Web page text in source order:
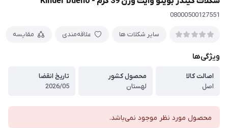
08000500127551
سایر شکلات ها علاقه‌مندی مقایسه
ویژگی‌ها
اصالت کالا
اصل
محصول کشور
لهستان
تاریخ انقضا
2026/05
محصول مورد نظر موجود نمی‌باشد.